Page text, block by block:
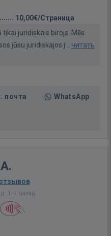
10,00€/Страница
tikai juridiskais birojs. Mēs
jūsu juridiskajos j... читать
почта WhatsApp
1 ч. назад